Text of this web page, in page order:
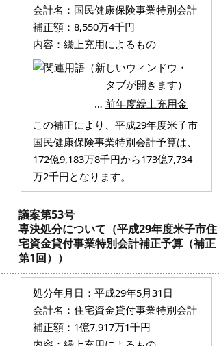
会計名：国民健康保険事業特別会計
補正額：8,550万4千円
内容：繰上充用によるもの
… 前年度繰上充用金
この補正により、平成29年度米子市
国民健康保険事業特別会計予算は、
172億9,183万8千円から173億7,734
万2千円となります。
議案第53号
専決処分について（平成29年度米子市住
宅資金貸付事業特別会計補正予算（補正
第1回））
処分年月日：平成29年5月31日
会計名：住宅資金貸付事業特別会計
補正額：1億7,917万1千円